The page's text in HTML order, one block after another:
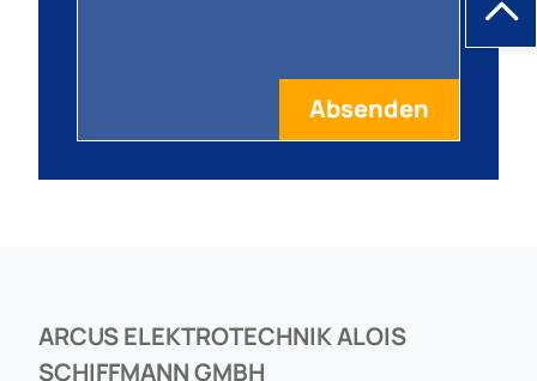
ARCUS ELEKTROTECHNIK ALOIS
SCHIFFMANN GMBH